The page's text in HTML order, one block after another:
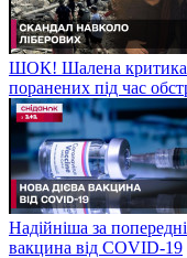
ШОК! Шалена критика
поранених під час
Надійніша за
вакцина від COVID-19